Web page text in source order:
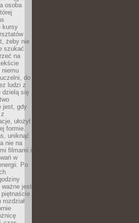
osoba
kursy
żeby nie
szukać
na
niemu
do
ludzi z
dzielą się
jest, gdy
ułożył
formie.
uniknąć
nie na
filmami i
w
Po
ważne jest
piętnaście